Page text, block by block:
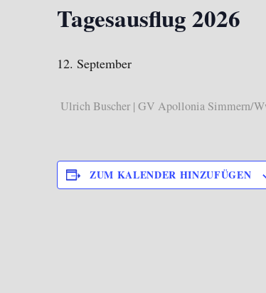
Tagesausflug 2026
12. September
Ulrich Buscher | GV Apollonia Simmern/
ZUM KALENDER HINZUFÜGEN